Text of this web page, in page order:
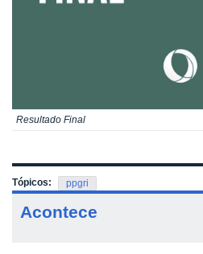
Resultado Final
Tópicos: ppgri
Acontece